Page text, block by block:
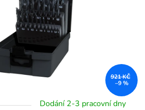
Dodání 2-3 pracovní dny
921 KČ
–9 %